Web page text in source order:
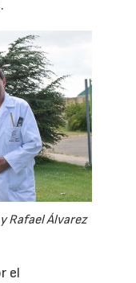
Rafael Álvarez
el